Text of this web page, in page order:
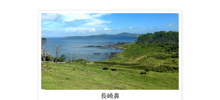
長崎鼻